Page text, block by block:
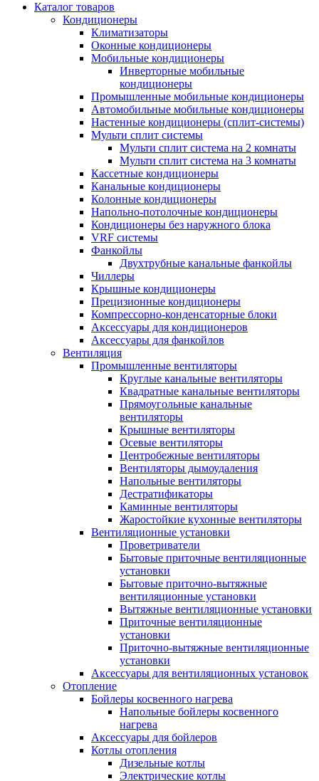
Каталог товаров
Кондиционеры
Климатизаторы
Оконные кондиционеры
Мобильные кондиционеры
Инверторные мобильные
кондиционеры
Промышленные мобильные кондиционеры
Автомобильные мобильные кондиционеры
Настенные кондиционеры (сплит-системы)
Мульти сплит системы
Мульти сплит система на 2 комнаты
Мульти сплит система на 3 комнаты
Кассетные кондиционеры
Канальные кондиционеры
Колонные кондиционеры
Напольно-потолочные кондиционеры
Кондиционеры без наружного блока
VRF системы
Фанкойлы
Двухтрубные канальные фанкойлы
Чиллеры
Крышные кондиционеры
Прецизионные кондиционеры
Компрессорно-конденсаторные блоки
Аксессуары для кондиционеров
Аксессуары для фанкойлов
Вентиляция
Промышленные вентиляторы
Круглые канальные вентиляторы
Квадратные канальные вентиляторы
Прямоугольные канальные
вентиляторы
Крышные вентиляторы
Осевые вентиляторы
Центробежные вентиляторы
Вентиляторы дымоудаления
Напольные вентиляторы
Дестратификаторы
Каминные вентиляторы
Жаростойкие кухонные вентиляторы
Вентиляционные установки
Проветриватели
Бытовые приточные вентиляционные
установки
Бытовые приточно-вытяжные
вентиляционные установки
Вытяжные вентиляционные установки
Приточные вентиляционные
установки
Приточно-вытяжные вентиляционные
установки
Аксессуары для вентиляционных установок
Отопление
Бойлеры косвенного нагрева
Напольные бойлеры косвенного
нагрева
Аксессуары для бойлеров
Котлы отопления
Дизельные котлы
Электрические котлы